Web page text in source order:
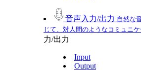
音声入力/出力 自然な
じて、対人間のようなコミュニ
力/出力
Input
Output